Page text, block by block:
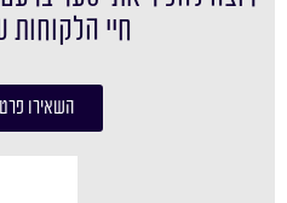
חיי
השאירו